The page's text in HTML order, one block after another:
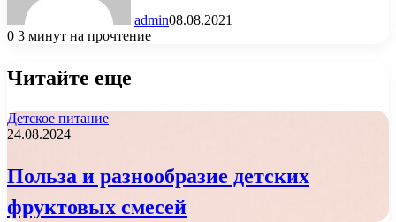
admin08.08.2021
0 3 минут на прочтение
Читайте еще
Детское питание
24.08.2024
Польза и разнообразие детских
фруктовых смесей